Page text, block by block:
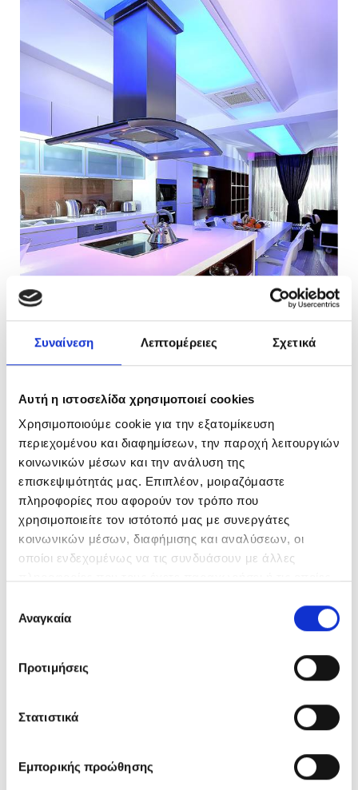
Συναίνεση Λεπτομέρειες Σχετικά
Αυτή η ιστοσελίδα χρησιμοποιεί cookies
Χρησιμοποιούμε cookie για την εξατομίκευση
περιεχομένου και διαφημίσεων, την παροχή λειτουργιών
κοινωνικών μέσων και την ανάλυση της
επισκεψιμότητάς μας. Επιπλέον, μοιραζόμαστε
πληροφορίες που αφορούν τον τρόπο που
χρησιμοποιείτε τον ιστότοπό μας με συνεργάτες
κοινωνικών μέσων, διαφήμισης και αναλύσεων, οι
οποίοι ενδεχομένως να τις συνδυάσουν με άλλες
των υπηρεσιών τους.
συγκατάθεσης
Αναγκαία
Προτιμήσεις
Στατιστικά
Εμπορικής προώθησης